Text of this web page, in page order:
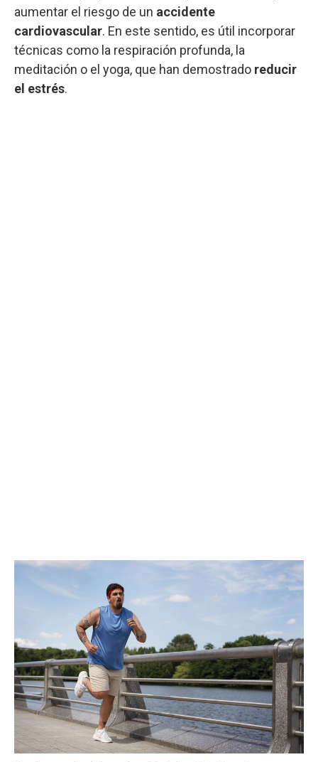
aumentar el riesgo de un accidente
cardiovascular. En este sentido, es útil incorporar
técnicas como la respiración profunda, la
meditación o el yoga, que han demostrado reducir
el estrés.